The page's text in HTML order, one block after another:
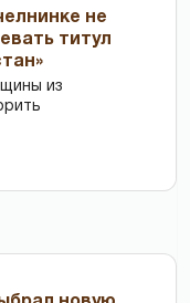
не
титул
из